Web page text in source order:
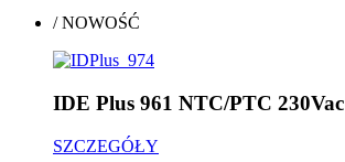
/NOWOŚĆ
IDE Plus 961 NTC/PTC 230Vac
SZCZEGÓŁY